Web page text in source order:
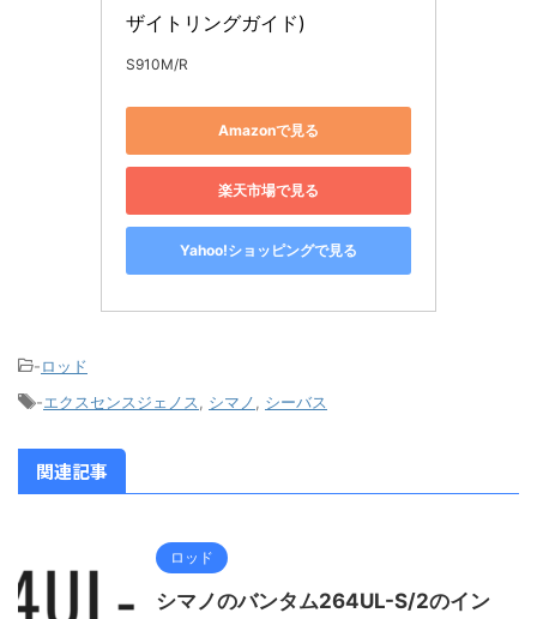
ザイトリングガイド)
S910M/R
Amazonで見る
楽天市場で見る
Yahoo!ショッピングで見る
-ロッド
-エクスセンスジェノス シマノ シーバス
関連記事
ロッド
シマノのバンタム264UL-S/2のイン